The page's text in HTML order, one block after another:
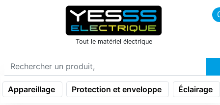
icon menu burger
Tout le matériel électrique
Appareillage Protection et enveloppe Éclairage